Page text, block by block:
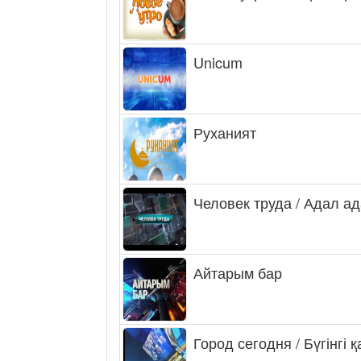
Unicum
Руханият
Человек труда / Адал
Айтарым бар
Город сегодня / Бүгінгі